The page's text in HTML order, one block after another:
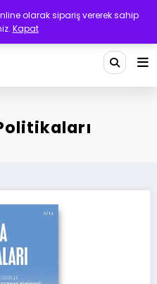
olarak sipariş vererek sahip
Kapat